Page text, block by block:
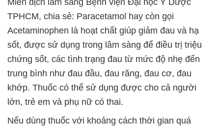
TPHCM, chia sẻ: Paracetamol hay còn gọi
Acetaminophen là hoạt chất giúp giảm đau và hạ
sốt, được sử dụng trong lâm sàng để điều trị triệu
chứng sốt, các tình trạng đau từ mức độ nhẹ đến
trung bình như đau đầu, đau răng, đau cơ, đau
khớp. Thuốc có thể sử dụng được cho cả người
lớn, trẻ em và phụ nữ có thai.
Nếu dùng thuốc với khoảng cách thời gian quá